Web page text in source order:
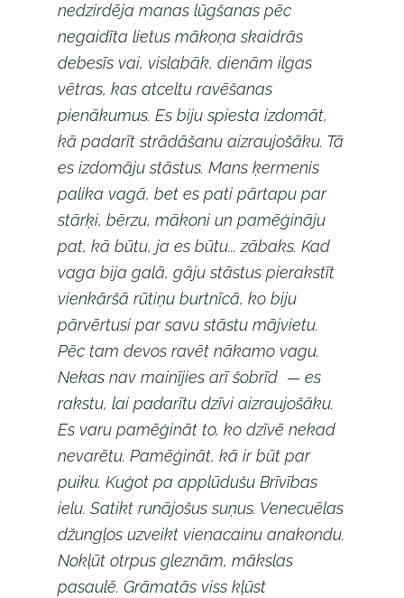
nedzirdēja manas lūgšanas pēc
negaidīta lietus mākoņa skaidrās
debesīs vai, vislabāk, dienām ilgas
vētras, kas atceltu ravēšanas
pienākumus. Es biju spiesta izdomāt,
kā padarīt strādāšanu aizraujošāku. Tā
es izdomāju stāstus. Mans ķermenis
palika vagā, bet es pati pārtapu par
stārķi, bērzu, mākoni un pamēģināju
pat, kā būtu, ja es būtu... zābaks. Kad
vaga bija galā, gāju stāstus pierakstīt
vienkāršā rūtiņu burtnīcā, ko biju
pārvērtusi par savu stāstu mājvietu.
Pēc tam devos ravēt nākamo vagu.
Nekas nav mainījies arī šobrīd — es
rakstu, lai padarītu dzīvi aizraujošāku.
Es varu pamēģināt to, ko dzīvē nekad
nevarētu. Pamēģināt, kā ir būt par
puiku. Kuģot pa applūdušu Brīvības
ielu. Satikt runājošus suņus. Venecuēlas
džungļos uzveikt vienacainu anakondu.
Nokļūt otrpus gleznām, mākslas
pasaulē. Grāmatās viss kļūst